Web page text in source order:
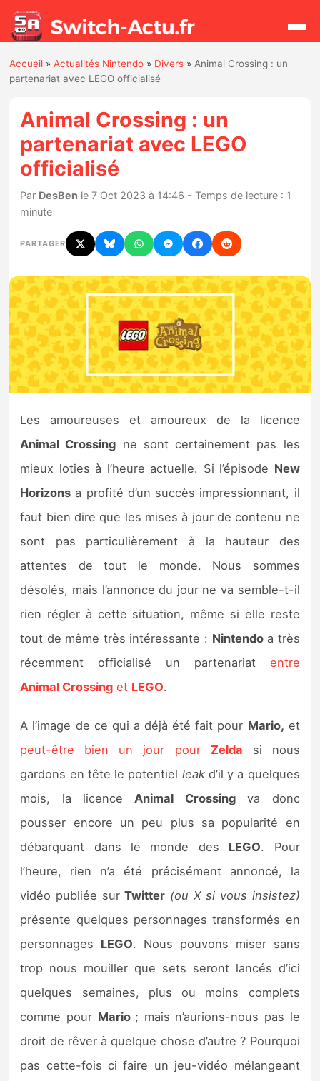
Actualités
Jeux
Hardware
Mises à jour
Chiffres de ventes
Rumeurs
Nintendo Direct
Tests et previews
Tests de jeux
Tests d’accessoires
Autres tests
Previews
Précommandes
Précommandes jeux Switch 2
Sorties de jeux
Bons plans
Guides
Accueil »Actualités Nintendo » Divers »Animal Crossing : un
partenariat avec LEGO officialisé
Animal Crossing : un
partenariat avec LEGO
officialisé
Par DesBen le 7 Oct 2023 à 14:46 - Temps de lecture : 1
minute
PARTAGER
Les amoureuses et amoureux de la licence
Animal Crossing ne sont certainement pas les
mieux loties à l’heure actuelle. Si l’épisode New
Horizons a profité d’un succès impressionnant, il
faut bien dire que les mises à jour de contenu ne
sont pas particulièrement à la hauteur des
attentes de tout le monde. Nous sommes
désolés, mais l’annonce du jour ne va semble-t-il
rien régler à cette situation, même si elle reste
tout de même très intéressante : Nintendoa très
récemment officialisé un partenariat entre
Animal Crossing et LEGO.
A l’image de ce qui a déjà été fait pour Mario, et
peut-être bien un jour pour Zelda si nous
gardons en tête le potentiel leakd’il y a quelques
mois, la licence Animal Crossingva donc
pousser encore un peu plus sa popularité en
débarquant dans le monde des LEGO. Pour
l’heure, rien n’a été précisément annoncé, la
vidéo publiée surTwitter (ou X si vous insistez)
présente quelques personnages transformés en
personnages LEGO. Nous pouvons miser sans
trop nous mouiller que sets seront lancés d’ici
quelques semaines, plus ou moins complets
comme pour Mario ; mais n’aurions-nous pas le
droit de rêver à quelque chose d’autre ? Pourquoi
pas cette-fois ci faire un jeu-vidéo mélangeant